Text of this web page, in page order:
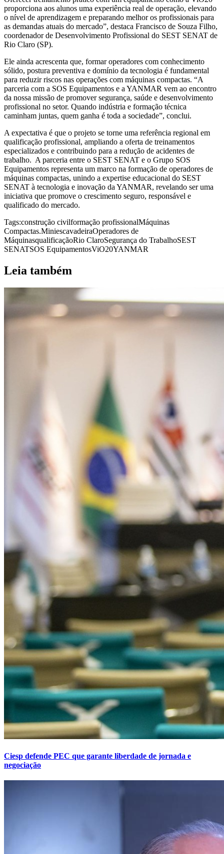
proporciona aos alunos uma experiência real de operação, elevando
o nível de aprendizagem e preparando melhor os profissionais para
as demandas atuais do mercado”, destaca Francisco de Souza Filho,
coordenador de Desenvolvimento Profissional do SEST SENAT de
Rio Claro (SP).
Ele ainda acrescenta que, formar operadores com conhecimento
sólido, postura preventiva e domínio da tecnologia é fundamental
para reduzir riscos nas operações com máquinas compactas. “A
parceria com a SOS Equipamentos e a YANMAR vem ao encontro
da nossa missão de promover segurança, saúde e desenvolvimento
profissional no setor. Quando indústria e formação técnica
caminham juntas, quem ganha é toda a sociedade”, conclui.
A expectativa é que o projeto se torne uma referência regional em
qualificação profissional, ampliando a oferta de treinamentos
especializados e contribuindo para a redução de acidentes de
trabalho. A parceria entre o SEST SENAT e o Grupo SOS
Equipamentos representa um marco na formação de operadores de
máquinas compactas, unindo a expertise educacional do SEST
SENAT à tecnologia e inovação da YANMAR, revelando ser uma
iniciativa que promove o crescimento seguro, responsável e
qualificado do mercado.
Tags:construção civilformação profissionalMáquinas
Compactas.MiniescavadeiraOperadores de
MáquinasqualificaçãoRio ClaroSegurança do TrabalhoSEST
SENATSOS EquipamentosViO20YANMAR
Leia também
Ciesp defende PEC que garante liberdade de jornada e
negociação